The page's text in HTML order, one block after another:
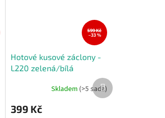
599 Kč
–33 %
Hotové kusové záclony -
L220 zelená/bílá
Skladem (>5 sada)
399 Kč
Další
produkt